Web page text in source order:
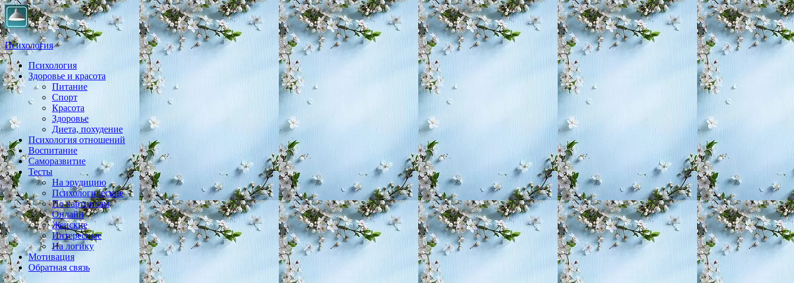
Психология
Практическая психология, личностный рост, экология, здоровье, воспитание,
Психология
Здоровье и красота
Питание
Спорт
Красота
Здоровье
Диета, похудение
Психология отношений
Воспитание
Саморазвитие
Тесты
На эрудицию
Психологические
По картинкам
Онлайн
Женские
Интересные
На логику
Мотивация
Обратная связь